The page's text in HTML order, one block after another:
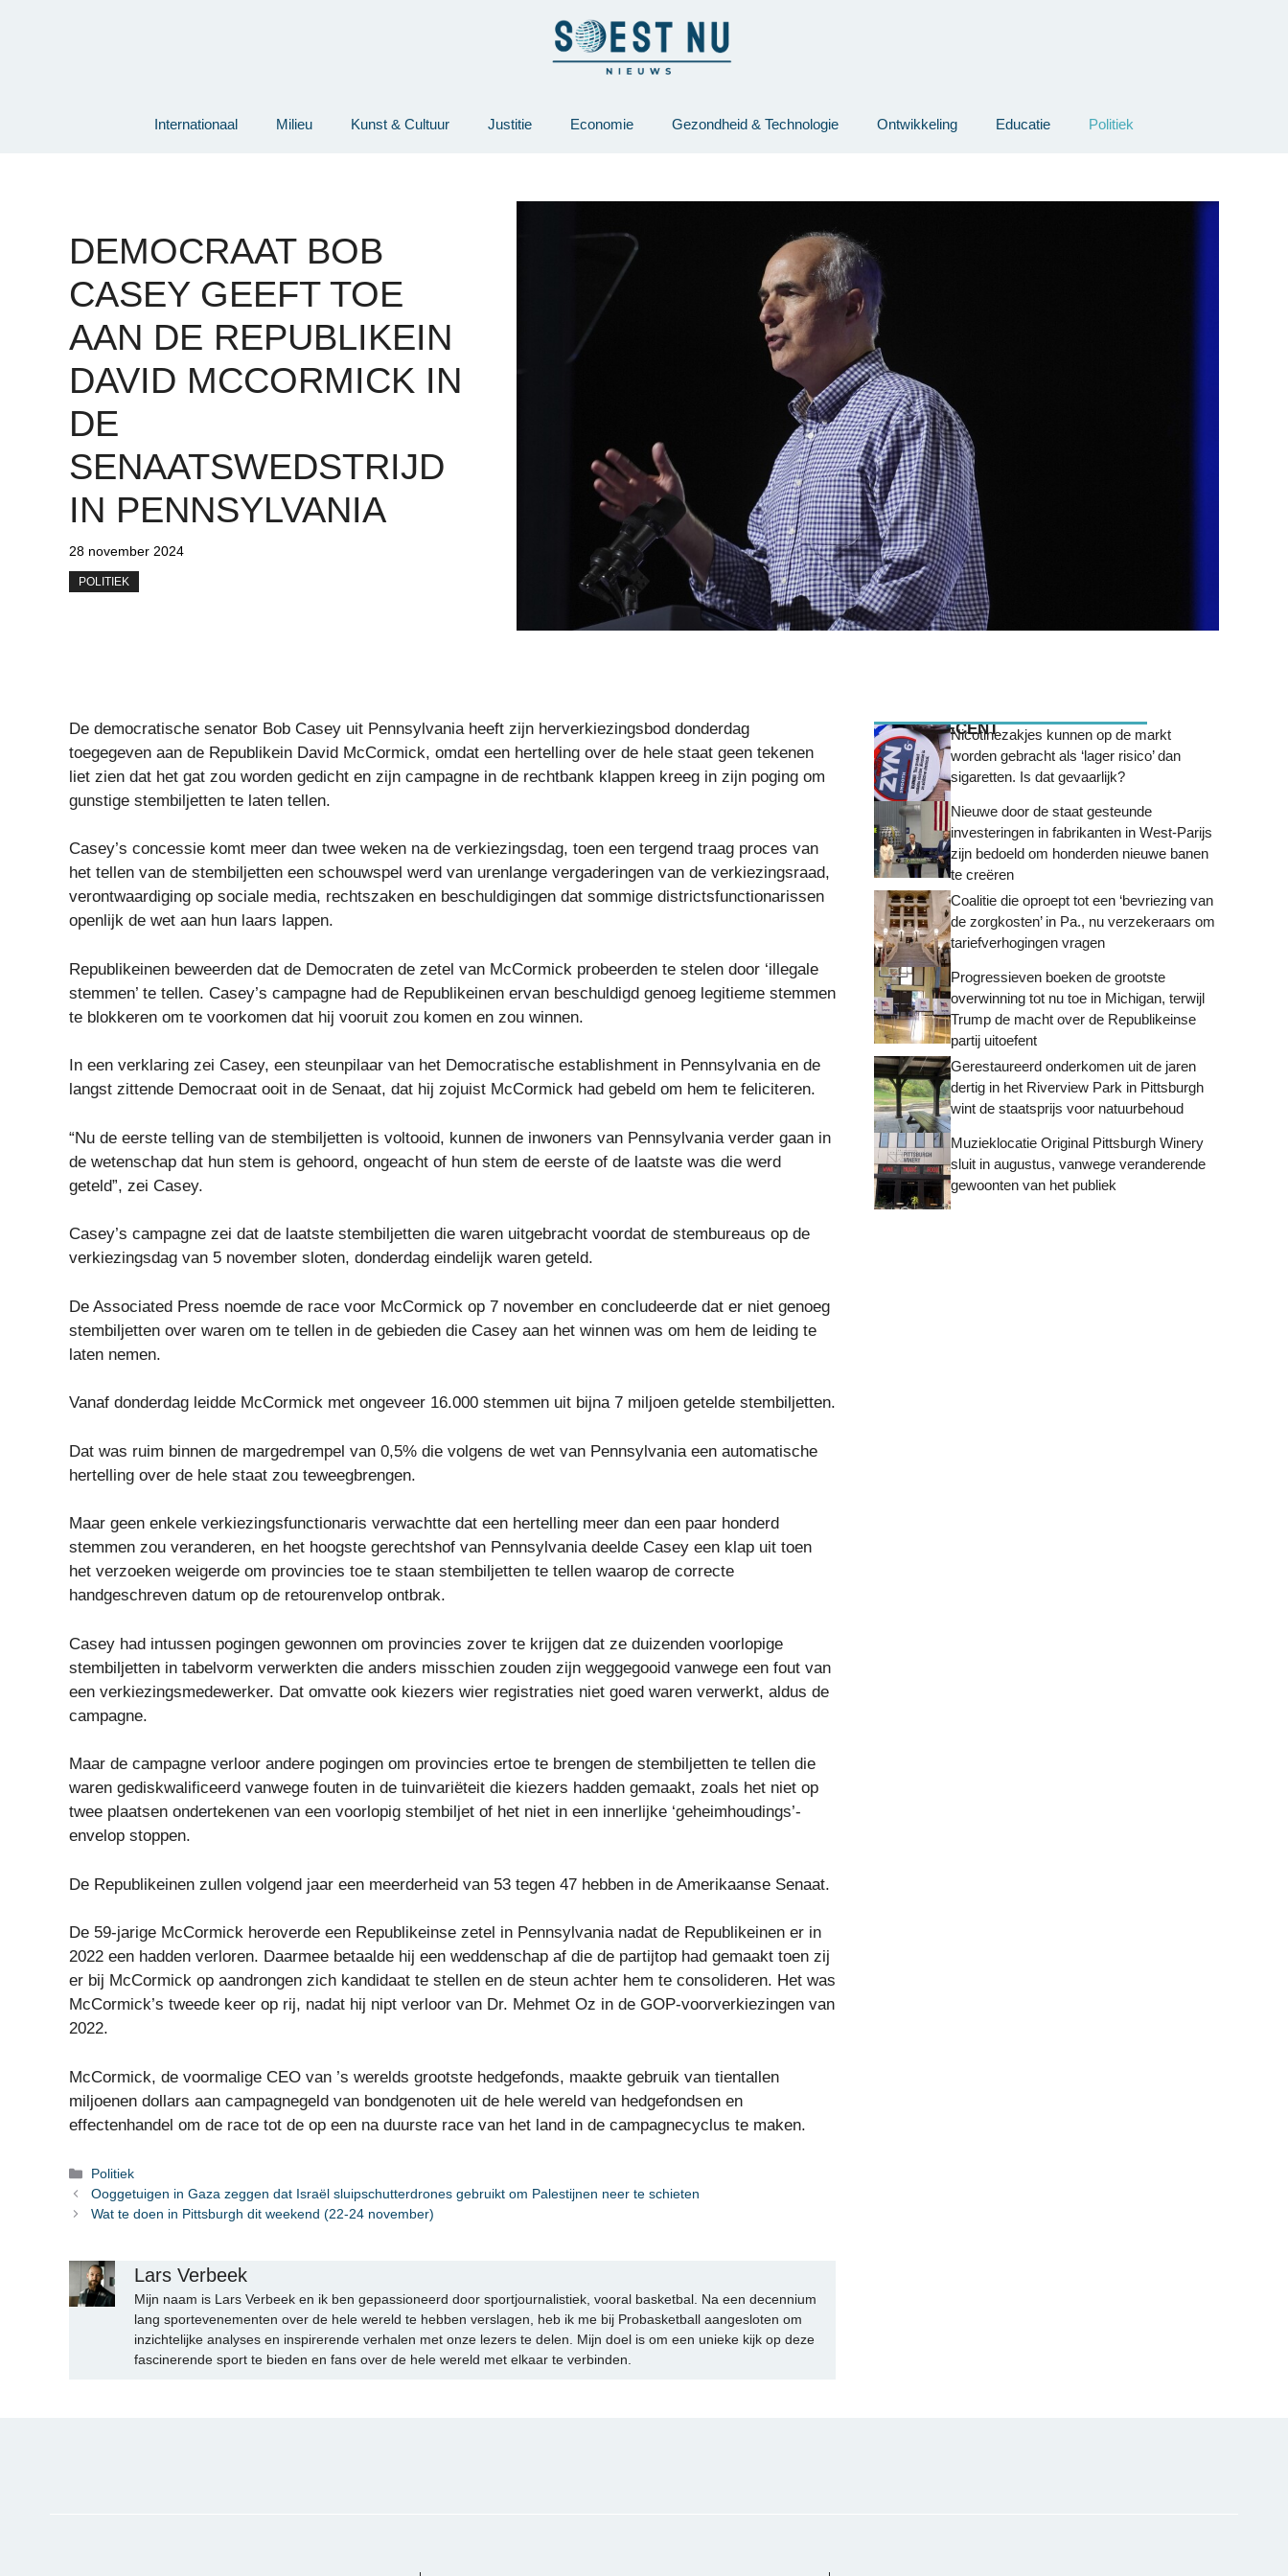
Internationaal Milieu Kunst & Cultuur Justitie Economie Gezondheid & Technologie Ontwikkeling Educatie Politiek
DEMOCRAAT BOB
CASEY GEEFT TOE
AAN DE REPUBLIKEIN
DAVID MCCORMICK IN
DE
SENAATSWEDSTRIJD
IN PENNSYLVANIA
28 november 2024
POLITIEK
De democratische senator Bob Casey uit Pennsylvania heeft zijn herverkiezingsbod donderdag
toegegeven aan de Republikein David McCormick, omdat een hertelling over de hele staat geen tekenen
liet zien dat het gat zou worden gedicht en zijn campagne in de rechtbank klappen kreeg in zijn poging om
gunstige stembiljetten te laten tellen.
Casey’s concessie komt meer dan twee weken na de verkiezingsdag, toen een tergend traag proces van
het tellen van de stembiljetten een schouwspel werd van urenlange vergaderingen van de verkiezingsraad,
verontwaardiging op sociale media, rechtszaken en beschuldigingen dat sommige districtsfunctionarissen
openlijk de wet aan hun laars lappen.
Republikeinen beweerden dat de Democraten de zetel van McCormick probeerden te stelen door ‘illegale
stemmen’ te tellen. Casey’s campagne had de Republikeinen ervan beschuldigd genoeg legitieme stemmen
te blokkeren om te voorkomen dat hij vooruit zou komen en zou winnen.
In een verklaring zei Casey, een steunpilaar van het Democratische establishment in Pennsylvania en de
langst zittende Democraat ooit in de Senaat, dat hij zojuist McCormick had gebeld om hem te feliciteren.
“Nu de eerste telling van de stembiljetten is voltooid, kunnen de inwoners van Pennsylvania verder gaan in
de wetenschap dat hun stem is gehoord, ongeacht of hun stem de eerste of de laatste was die werd
geteld”, zei Casey.
Casey’s campagne zei dat de laatste stembiljetten die waren uitgebracht voordat de stembureaus op de
verkiezingsdag van 5 november sloten, donderdag eindelijk waren geteld.
De Associated Press noemde de race voor McCormick op 7 november en concludeerde dat er niet genoeg
stembiljetten over waren om te tellen in de gebieden die Casey aan het winnen was om hem de leiding te
laten nemen.
Vanaf donderdag leidde McCormick met ongeveer 16.000 stemmen uit bijna 7 miljoen getelde stembiljetten.
Dat was ruim binnen de margedrempel van 0,5% die volgens de wet van Pennsylvania een automatische
hertelling over de hele staat zou teweegbrengen.
Maar geen enkele verkiezingsfunctionaris verwachtte dat een hertelling meer dan een paar honderd
stemmen zou veranderen, en het hoogste gerechtshof van Pennsylvania deelde Casey een klap uit toen
het verzoeken weigerde om provincies toe te staan ​​stembiljetten te tellen waarop de correcte
handgeschreven datum op de retourenvelop ontbrak.
Casey had intussen pogingen gewonnen om provincies zover te krijgen dat ze duizenden voorlopige
stembiljetten in tabelvorm verwerkten die anders misschien zouden zijn weggegooid vanwege een fout van
een verkiezingsmedewerker. Dat omvatte ook kiezers wier registraties niet goed waren verwerkt, aldus de
campagne.
Maar de campagne verloor andere pogingen om provincies ertoe te brengen de stembiljetten te tellen die
waren gediskwalificeerd vanwege fouten in de tuinvariëteit die kiezers hadden gemaakt, zoals het niet op
twee plaatsen ondertekenen van een voorlopig stembiljet of het niet in een innerlijke ‘geheimhoudings’-
envelop stoppen.
De Republikeinen zullen volgend jaar een meerderheid van 53 tegen 47 hebben in de Amerikaanse Senaat.
De 59-jarige McCormick heroverde een Republikeinse zetel in Pennsylvania nadat de Republikeinen er in
2022 een hadden verloren. Daarmee betaalde hij een weddenschap af die de partijtop had gemaakt toen zij
er bij McCormick op aandrongen zich kandidaat te stellen en de steun achter hem te consolideren. Het was
McCormick’s tweede keer op rij, nadat hij nipt verloor van Dr. Mehmet Oz in de GOP-voorverkiezingen van
2022.
McCormick, de voormalige CEO van ’s werelds grootste hedgefonds, maakte gebruik van tientallen
miljoenen dollars aan campagnegeld van bondgenoten uit de hele wereld van hedgefondsen en
effectenhandel om de race tot de op een na duurste race van het land in de campagnecyclus te maken.
Categorieën
Politiek
Ooggetuigen in Gaza zeggen dat Israël sluipschutterdrones gebruikt om Palestijnen neer te schieten
Wat te doen in Pittsburgh dit weekend (22-24 november)
Lars Verbeek
Mijn naam is Lars Verbeek en ik ben gepassioneerd door sportjournalistiek, vooral basketbal. Na een decennium
lang sportevenementen over de hele wereld te hebben verslagen, heb ik me bij Probasketball aangesloten om
inzichtelijke analyses en inspirerende verhalen met onze lezers te delen. Mijn doel is om een unieke kijk op deze
fascinerende sport te bieden en fans over de hele wereld met elkaar te verbinden.
MEEST RECENTNicotinezakjes kunnen op de markt
worden gebracht als ‘lager risico’ dan
sigaretten. Is dat gevaarlijk?
Nieuwe door de staat gesteunde
investeringen in fabrikanten in West-Parijs
zijn bedoeld om honderden nieuwe banen
te creëren
Coalitie die oproept tot een ‘bevriezing van
de zorgkosten’ in Pa., nu verzekeraars om
tariefverhogingen vragen
Progressieven boeken de grootste
overwinning tot nu toe in Michigan, terwijl
Trump de macht over de Republikeinse
partij uitoefent
Gerestaureerd onderkomen uit de jaren
dertig in het Riverview Park in Pittsburgh
wint de staatsprijs voor natuurbehoud
Muzieklocatie Original Pittsburgh Winery
sluit in augustus, vanwege veranderende
gewoonten van het publiek